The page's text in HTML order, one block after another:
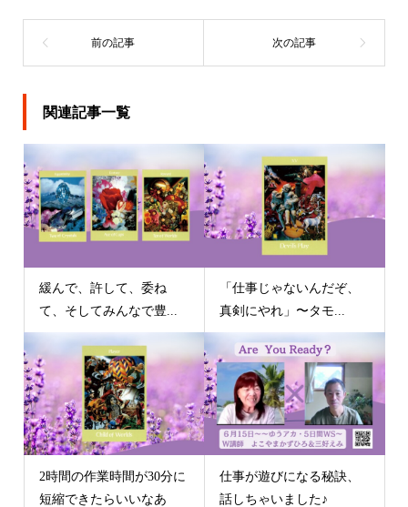
関連記事一覧
緩んで、許して、委ね
て、そしてみんなで豊...
「仕事じゃないんだぞ、
真剣にやれ」〜タモ...
2時間の作業時間が30分に
短縮できたらいいなあ
仕事が遊びになる秘訣、
話しちゃいました♪